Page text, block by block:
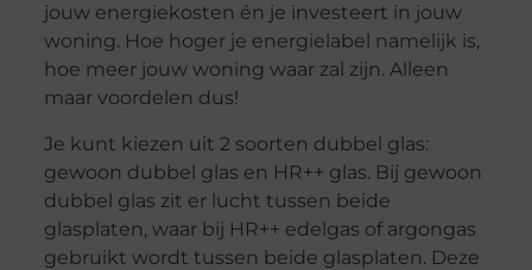
jouw energiekosten én je investeert in jouw
woning. Hoe hoger je energielabel namelijk is,
hoe meer jouw woning waar zal zijn. Alleen
maar voordelen dus!
Je kunt kiezen uit 2 soorten dubbel glas:
gewoon dubbel glas en HR++ glas. Bij gewoon
dubbel glas zit er lucht tussen beide
glasplaten, waar bij HR++ edelgas of argongas
gebruikt wordt tussen beide glasplaten. Deze